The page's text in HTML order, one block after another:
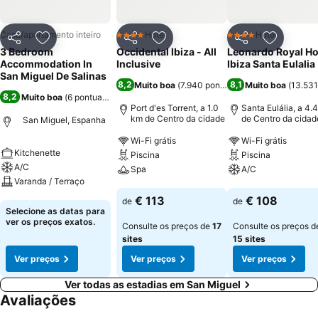
PartilharAdicionar aos favoritos
Casa/apartamento inteiro
3 Bedroom
Accommodation In
San Miguel De Salinas
8,2 Muito boa (6 pontuações
San Miguel, Espanha
Kitchenette
A/C
Varanda / Terraço
Ver preços
Selecione as datas para
ver os preços exatos.
Ver preços
PartilharAdicionar aos favoritos
4 EstrelasHotel
Occidental Ibiza - All
Inclusive
8,2 Muito boa (7.940 pontuações)
Port d'es Torrent, a 1.0
km de Centro da cidade
Wi-Fi grátis
Piscina
Spa
Ver preços
de € 113
Consulte os preços de 17
sites
Ver preços
Partilhar
4 EstrelasHotel
Leonardo Royal
Ibiza Santa Eulalia
8,1 Muito boa (
Santa Eulália, a
de Centro da
Wi-Fi grátis
Piscina
A/C
Ver preços
de € 108
Consulte os preços
15 sites
Ver preços
Ver todas as estadias em San Miguel
Avaliações